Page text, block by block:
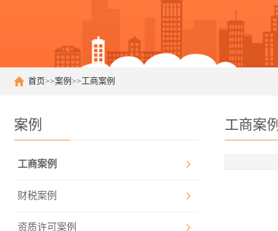
首页>>案例>>工商案例
案例
工商案例
财税案例
资质许可案例
工商案例